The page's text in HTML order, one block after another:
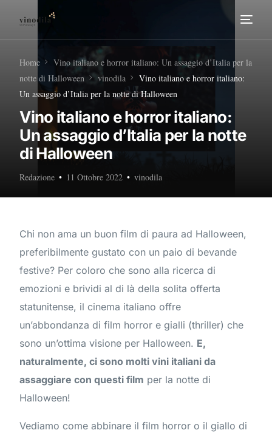
Home
Vino italiano e horror italiano: Un assaggio d’Italia per la
notte di Halloween
vinodila
Vino italiano e horror italiano:
Un assaggio d’Italia per la notte di Halloween
Vino italiano e horror italiano:
Un assaggio d’Italia per la notte
di Halloween
Redazione 11 Ottobre 2022 vinodila
Chi non ama un buon film di paura ad Halloween,
preferibilmente gustato con un paio di bevande
festive? Per coloro che sono alla ricerca di
emozioni e brividi al di là della solita offerta
statunitense, il cinema italiano offre
un’abbondanza di film horror e gialli (thriller) che
sono un’ottima visione per Halloween. E,
naturalmente, ci sono molti vini italiani da
assaggiare con questi film per la notte di
Halloween!
Vediamo come abbinare il film horror o il giallo di
Home
Tour Enogastronomici
Diventa nostro Partner